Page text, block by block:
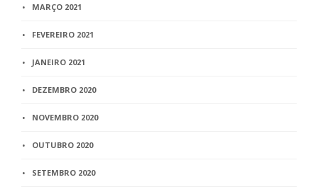
MARÇO 2021
FEVEREIRO 2021
JANEIRO 2021
DEZEMBRO 2020
NOVEMBRO 2020
OUTUBRO 2020
SETEMBRO 2020